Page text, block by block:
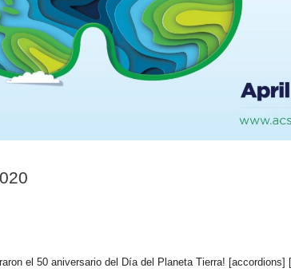
el 50 aniversario del Día del Planeta Tierra!